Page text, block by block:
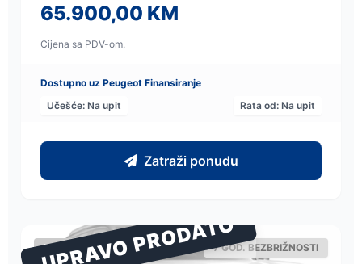
65.900,00 KM
Cijena sa PDV-om.
Dostupno uz Peugeot Finansiranje
Učešće: Na upit
Rata od: Na upit
Zatraži ponudu
UPRAVO PRODATO
PEUGEOT 7 GOD. BEZBRIŽNOSTI